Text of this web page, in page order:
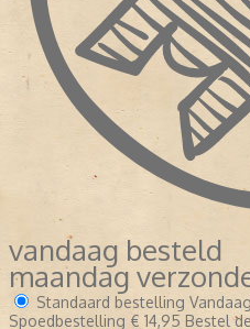
vandaag besteld
maandag
Standaard bestelling
Spoedbestelling € 14,95 Bestel